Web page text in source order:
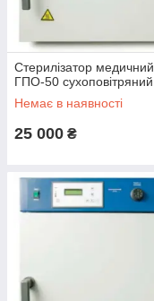
Стерилізатор медичний
ГПО-50 сухоповітряний
Немає в наявності
25 000 ₴